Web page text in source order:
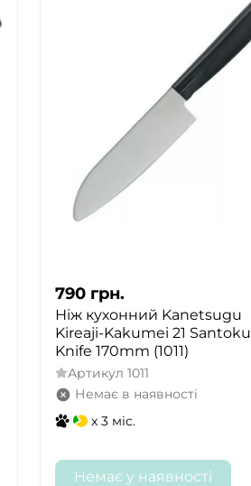
790 грн.
Ніж кухонний Kanetsugu
Kireaji-Kakumei 21 Santoku
Knife 170mm (1011)
Артикул 1011
Немає в наявності
x 3 міс.
Немає у наявності